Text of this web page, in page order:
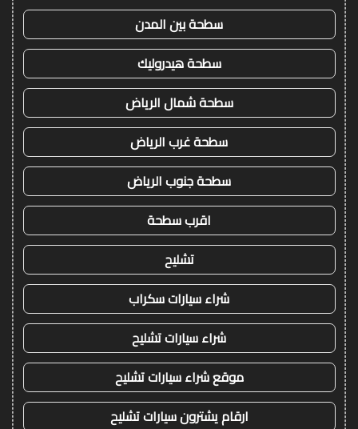
سطحة بين المدن
سطحة هيدروليك
سطحة شمال الرياض
سطحة غرب الرياض
سطحة جنوب الرياض
اقرب سطحة
تشليح
شراء سيارات سكراب
شراء سيارات تشليح
موقع شراء سيارات تشليح
ارقام يشترون سيارات تشليح